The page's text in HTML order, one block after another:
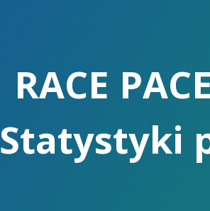
RACE
Statystyki